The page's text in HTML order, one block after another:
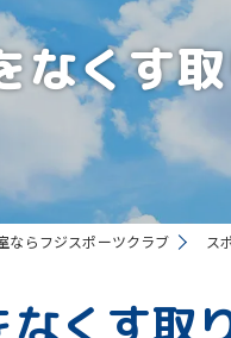
なくす
ならフジスポーツクラブ ス